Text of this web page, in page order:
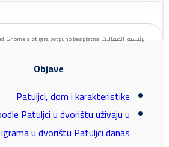
الرئيسية المقالات Gnome slot igra potpuno besplatna
Objave
Patuljci, dom i karakteristike
Patuljci u dvorištu uživaju u
igrama u dvorištu Patuljci danas